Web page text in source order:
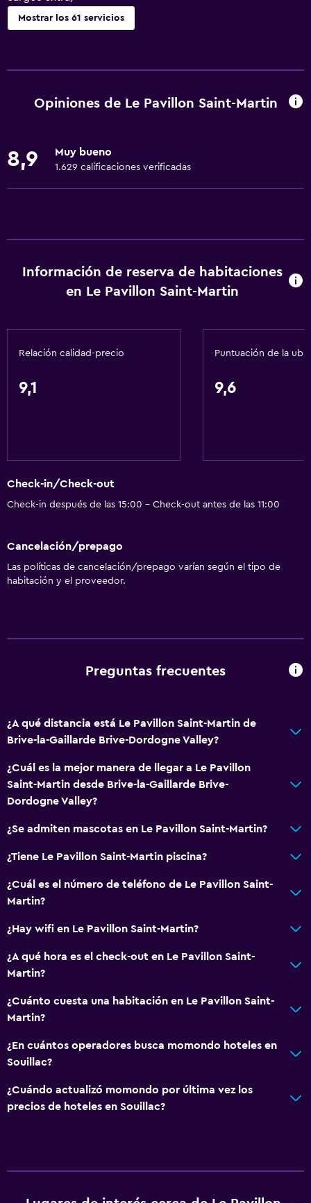
Mostrar los 61 servicios
Wifi gratis
Ventilador
Calefacción
Insonorización
Vista a punto de interés
Vista a la ciudad
Espacio de almacenamiento
Mascotas permitidas bajo consulta (pueden aplicar cargos
Para no fumadores
Almohada sin plumas
Plantas superiores accesibles por ascensor
Plantas superiores accesibles por escaleras
Baño
Ducha
Secador de pelo
Baño privado
Actividades
Senderismo
Bicicletas
Pesca
Canotaje
Ciclismo
Comedor
Opiniones de Le Pavillon Saint-Martin
8,9 Muy bueno
1.629 calificaciones verificadas
Información de reserva de habitaciones
en Le Pavillon Saint-Martin
Relación calidad-precio
9,1
Puntuación de la
9,6
Check-in/Check-out
Check-in después de las 15:00 - Check-out antes de las 11:00
Cancelación/prepago
Las políticas de cancelación/prepago varían según el tipo de
habitación y el proveedor.
Preguntas frecuentes
¿A qué distancia está Le Pavillon Saint-Martin de
Brive-la-Gaillarde Brive-Dordogne Valley?
¿Cuál es la mejor manera de llegar a Le Pavillon
Saint-Martin desde Brive-la-Gaillarde Brive-
Dordogne Valley?
¿Se admiten mascotas en Le Pavillon Saint-Martin?
¿Tiene Le Pavillon Saint-Martin piscina?
¿Cuál es el número de teléfono de Le Pavillon Saint-
Martin?
¿Hay wifi en Le Pavillon Saint-Martin?
¿A qué hora es el check-out en Le Pavillon Saint-
Martin?
¿Cuánto cuesta una habitación en Le Pavillon Saint-
Martin?
¿En cuántos operadores busca momondo hoteles en
Souillac?
¿Cuándo actualizó momondo por última vez los
precios de hoteles en Souillac?